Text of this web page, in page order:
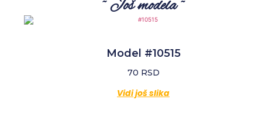
~ Još modela ~
Model #10515
70 RSD
Vidi još slika